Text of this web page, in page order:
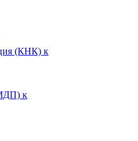
(КНК) к
к